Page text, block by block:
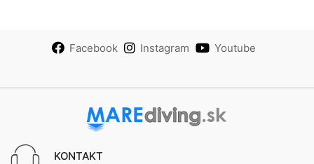
Facebook Instagram Youtube
KONTAKT